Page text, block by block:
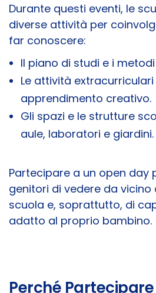
Durante questi eventi, le
diverse attività per
far conoscere:
Il piano di studi e i
Le attività
apprendimento creativo.
Gli spazi e le strutture
aule, laboratori e giardini.
Partecipare a un open day
genitori di vedere da
scuola e, soprattutto, di
adatto al proprio bambino.
Perché